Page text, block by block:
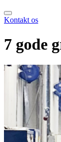
Kontakt os
7 gode